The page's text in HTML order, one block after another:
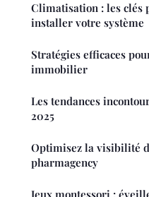
Climatisation : les clés
installer votre système
Stratégies efficaces
immobilier
Les tendances
2025
Optimisez la visibilité
pharmagency